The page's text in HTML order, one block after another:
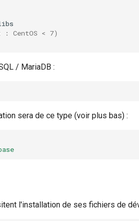
CentOS < 7)
/ MariaDB :
sera de ce type (voir plus bas) :
l'installation de ses fichiers de